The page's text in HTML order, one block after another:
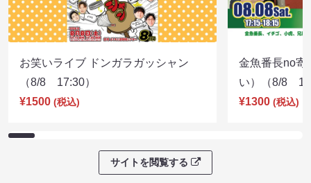
お笑いライブ ドンガラガッシャン
（8/8 17:30）
¥1500 (税込)
金魚番長no寄
い）（8/8
¥1300 (税込)
サイトを閲覧する